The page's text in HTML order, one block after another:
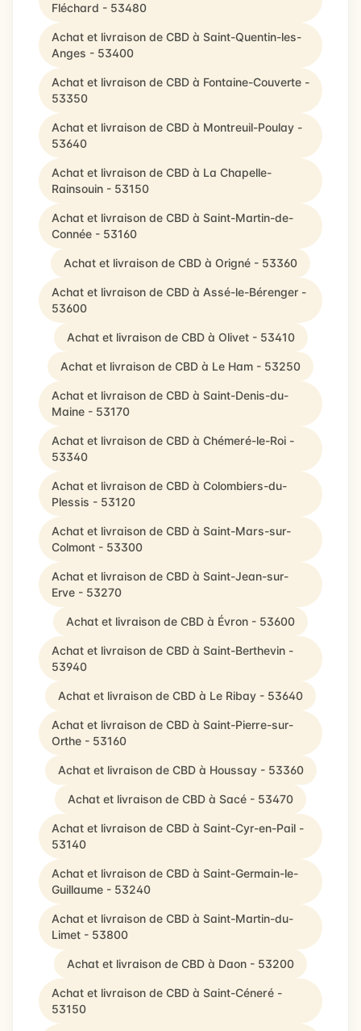
Fléchard - 53480
Achat et livraison de CBD à Saint-Quentin-les-
Anges - 53400
Achat et livraison de CBD à Fontaine-Couverte -
53350
Achat et livraison de CBD à Montreuil-Poulay -
53640
Achat et livraison de CBD à La Chapelle-
Rainsouin - 53150
Achat et livraison de CBD à Saint-Martin-de-
Connée - 53160
Achat et livraison de CBD à Origné - 53360
Achat et livraison de CBD à Assé-le-Bérenger -
53600
Achat et livraison de CBD à Olivet - 53410
Achat et livraison de CBD à Le Ham - 53250
Achat et livraison de CBD à Saint-Denis-du-
Maine - 53170
Achat et livraison de CBD à Chémeré-le-Roi -
53340
Achat et livraison de CBD à Colombiers-du-
Plessis - 53120
Achat et livraison de CBD à Saint-Mars-sur-
Colmont - 53300
Achat et livraison de CBD à Saint-Jean-sur-
Erve - 53270
Achat et livraison de CBD à Évron - 53600
Achat et livraison de CBD à Saint-Berthevin -
53940
Achat et livraison de CBD à Le Ribay - 53640
Achat et livraison de CBD à Saint-Pierre-sur-
Orthe - 53160
Achat et livraison de CBD à Houssay - 53360
Achat et livraison de CBD à Sacé - 53470
Achat et livraison de CBD à Saint-Cyr-en-Pail -
53140
Achat et livraison de CBD à Saint-Germain-le-
Guillaume - 53240
Achat et livraison de CBD à Saint-Martin-du-
Limet - 53800
Achat et livraison de CBD à Daon - 53200
Achat et livraison de CBD à Saint-Céneré -
53150